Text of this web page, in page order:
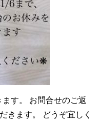
す。 お問合せのご返
きます。 どうぞ宜しく